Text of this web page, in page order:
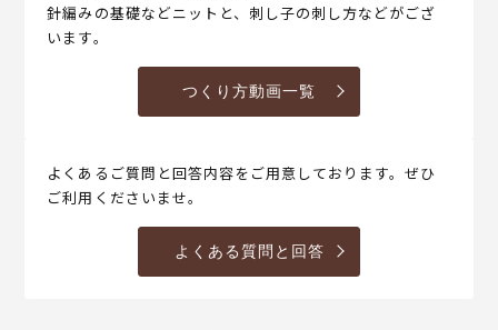
針編みの基礎などニットと、刺し子の刺し方などがござ
います。
つくり方動画一覧
よくあるご質問と回答内容をご用意しております。ぜひ
ご利用くださいませ。
よくある質問と回答